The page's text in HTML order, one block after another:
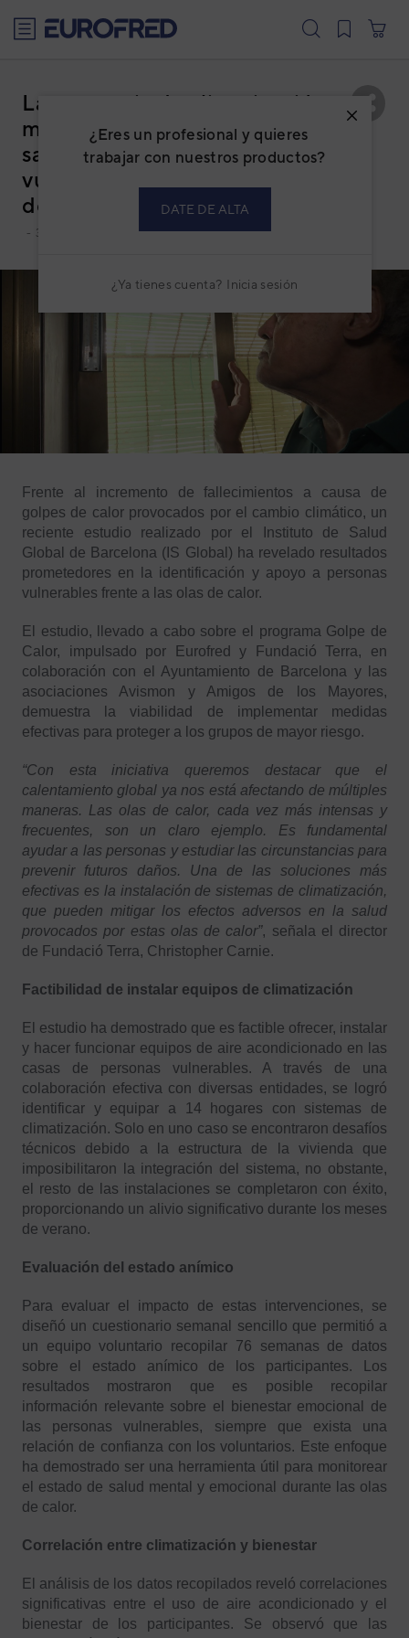
¿Eres un profesional y quieres
trabajar con nuestros productos?
DATE DE ALTA
¿Ya tienes cuenta? Inicia sesión
La presencia de climatización
mejora el bienestar y protege la
salud de personas mayores
vulnerables, según un estudio
de IS Global Barcelona
- 30 OCT, 2024
Frente al incremento de fallecimientos a causa de
golpes de calor provocados por el cambio climático, un
reciente estudio realizado por el Instituto de Salud
Global de Barcelona (IS Global) ha revelado resultados
prometedores en la identificación y apoyo a personas
vulnerables frente a las olas de calor.
El estudio, llevado a cabo sobre el programa Golpe de
Calor, impulsado por Eurofred y Fundació Terra, en
colaboración con el Ayuntamiento de Barcelona y las
asociaciones Avismon y Amigos de los Mayores,
demuestra la viabilidad de implementar medidas
efectivas para proteger a los grupos de mayor riesgo.
“Con esta iniciativa queremos destacar que el
calentamiento global ya nos está afectando de múltiples
maneras. Las olas de calor, cada vez más intensas y
frecuentes, son un claro ejemplo. Es fundamental
ayudar a las personas y estudiar las circunstancias para
prevenir futuros daños. Una de las soluciones más
efectivas es la instalación de sistemas de climatización,
que pueden mitigar los efectos adversos en la salud
provocados por estas olas de calor”, señala el director
de Fundació Terra, Christopher Carnie.
Factibilidad de instalar equipos de climatización
El estudio ha demostrado que es factible ofrecer, instalar
y hacer funcionar equipos de aire acondicionado en las
casas de personas vulnerables. A través de una
colaboración efectiva con diversas entidades, se logró
identificar y equipar a 14 hogares con sistemas de
climatización. Solo en uno caso se encontraron desafíos
técnicos debido a la estructura de la vivienda que
imposibilitaron la integración del sistema, no obstante,
el resto de las instalaciones se completaron con éxito,
proporcionando un alivio significativo durante los meses
de verano.
Evaluación del estado anímico
Para evaluar el impacto de estas intervenciones, se
diseñó un cuestionario semanal sencillo que permitió a
un equipo voluntario recopilar 76 semanas de datos
sobre el estado anímico de los participantes. Los
resultados mostraron que es posible recopilar
información relevante sobre el bienestar emocional de
las personas vulnerables, siempre que exista una
relación de confianza con los voluntarios. Este enfoque
ha demostrado ser una herramienta útil para monitorear
el estado de salud mental y emocional durante las olas
de calor.
Correlación entre climatización y bienestar
El análisis de los datos recopilados reveló correlaciones
significativas entre el uso de aire acondicionado y el
bienestar de los participantes. Se observó que las